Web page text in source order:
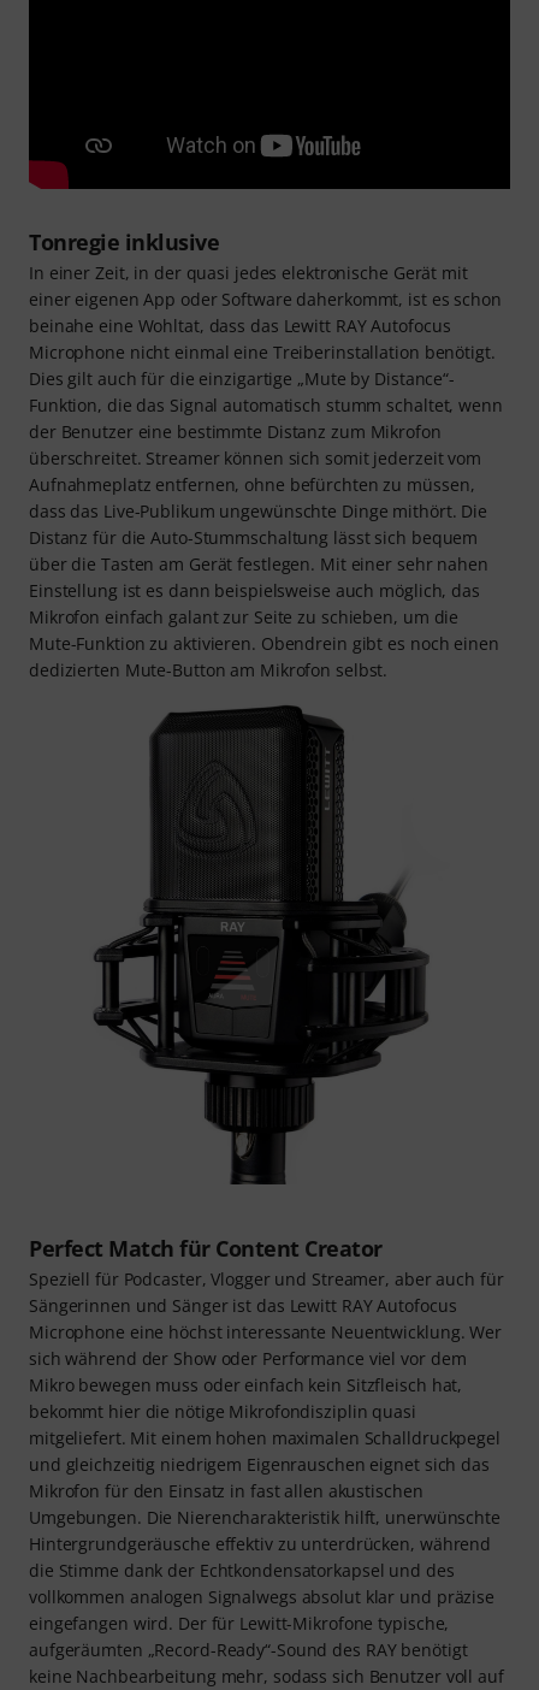
Tonregie inklusive
In einer Zeit, in der quasi jedes elektronische Gerät mit
einer eigenen App oder Software daherkommt, ist es schon
beinahe eine Wohltat, dass das Lewitt RAY Autofocus
Microphone nicht einmal eine Treiberinstallation benötigt.
Dies gilt auch für die einzigartige „Mute by Distance“-
Funktion, die das Signal automatisch stumm schaltet, wenn
der Benutzer eine bestimmte Distanz zum Mikrofon
überschreitet. Streamer können sich somit jederzeit vom
Aufnahmeplatz entfernen, ohne befürchten zu müssen,
dass das Live-Publikum ungewünschte Dinge mithört. Die
Distanz für die Auto-Stummschaltung lässt sich bequem
über die Tasten am Gerät festlegen. Mit einer sehr nahen
Einstellung ist es dann beispielsweise auch möglich, das
Mikrofon einfach galant zur Seite zu schieben, um die
Mute-Funktion zu aktivieren. Obendrein gibt es noch einen
dedizierten Mute-Button am Mikrofon selbst.
Perfect Match für Content Creator
Speziell für Podcaster, Vlogger und Streamer, aber auch für
Sängerinnen und Sänger ist das Lewitt RAY Autofocus
Microphone eine höchst interessante Neuentwicklung. Wer
sich während der Show oder Performance viel vor dem
Mikro bewegen muss oder einfach kein Sitzfleisch hat,
bekommt hier die nötige Mikrofondisziplin quasi
mitgeliefert. Mit einem hohen maximalen Schalldruckpegel
und gleichzeitig niedrigem Eigenrauschen eignet sich das
Mikrofon für den Einsatz in fast allen akustischen
Umgebungen. Die Nierencharakteristik hilft, unerwünschte
Hintergrundgeräusche effektiv zu unterdrücken, während
die Stimme dank der Echtkondensatorkapsel und des
vollkommen analogen Signalwegs absolut klar und präzise
eingefangen wird. Der für Lewitt-Mikrofone typische,
aufgeräumten „Record-Ready“-Sound des RAY benötigt
keine Nachbearbeitung mehr, sodass sich Benutzer voll auf